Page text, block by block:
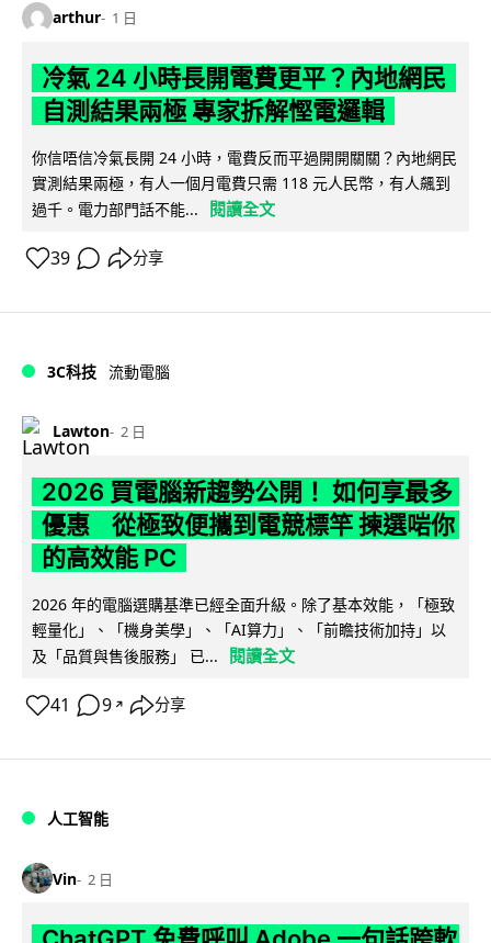
arthur 1 日
冷氣 24 小時長開電費更平？內地網民
自測結果兩極 專家拆解慳電邏輯
你信唔信冷氣長開 24 小時，電費反而平過開開關關？內地網民
實測結果兩極，有人一個月電費只需 118 元人民幣，有人飆到
過千。電力部門話不能...
閱讀全文
39 分享
3C科技 流動電腦
Lawton 2 日
2026 買電腦新趨勢公開！ 如何享最多
優惠 從極致便攜到電競標竿 揀選啱你
的高效能 PC
2026 年的電腦選購基準已經全面升級。除了基本效能，「極致
輕量化」、「機身美學」、「AI算力」、「前瞻技術加持」以
及「品質與售後服務」 已...
閱讀全文
41 9 ↗ 分享
人工智能
Vin 2 日